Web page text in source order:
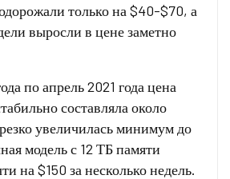
только на $40-$70, а
выросли в цене заметно
по апрель 2021 года цена
составляла около
увеличилась минимум до
модель с 12 ТБ памяти
на $150 за несколько недель.